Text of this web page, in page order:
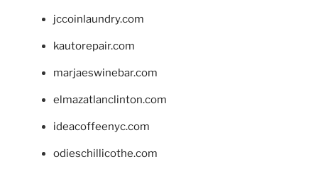
jccoinlaundry.com
kautorepair.com
marjaeswinebar.com
elmazatlanclinton.com
ideacoffeenyc.com
odieschillicothe.com